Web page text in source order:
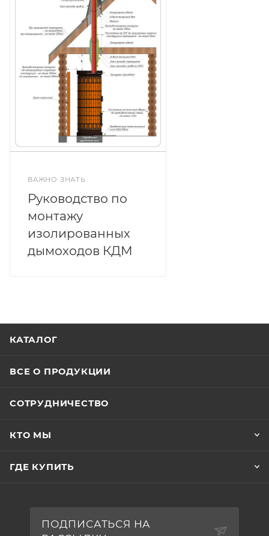
ВАЖНО ЗНАТЬ
Руководство по
монтажу
изолированных
дымоходов КДМ
КАТАЛОГ
ВСЕ О ПРОДУКЦИИ
СОТРУДНИЧЕСТВО
КТО МЫ
ГДЕ КУПИТЬ
ПОДПИСАТЬСЯ НА